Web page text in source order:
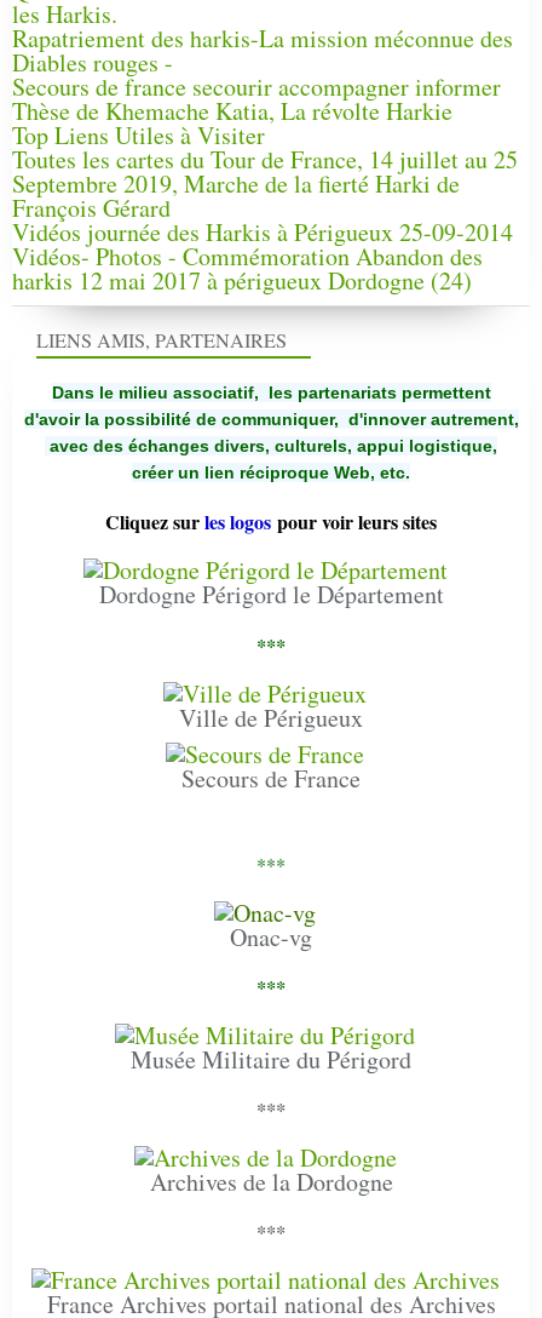
les Harkis.
Rapatriement des harkis-La mission méconnue des
Diables rouges -
Secours de france secourir accompagner informer
Thèse de Khemache Katia, La révolte Harkie
Top Liens Utiles à Visiter
Toutes les cartes du Tour de France, 14 juillet au 25
Septembre 2019, Marche de la fierté Harki de
François Gérard
Vidéos journée des Harkis à Périgueux 25-09-2014
Vidéos- Photos - Commémoration Abandon des
harkis 12 mai 2017 à périgueux Dordogne (24)
LIENS AMIS, PARTENAIRES
Dans le milieu associatif, les partenariats permettent
d'avoir la possibilité de communiquer, d'innover autrement,
avec des échanges divers, culturels, appui logistique,
créer un lien réciproque Web, etc.
Cliquez surles logos pour voir leurs sites
Dordogne Périgord le Département
***
Ville de Périgueux
Secours de France
***
Onac-vg
***
Musée Militaire du Périgord
***
Archives de la Dordogne
***
France Archives portail national des Archives